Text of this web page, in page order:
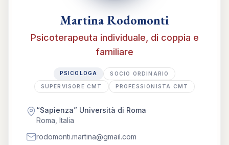
Martina Rodomonti
Psicoterapeuta individuale, di coppia e
familiare
PSICOLOGA SOCIO ORDINARIO
SUPERVISORE CMT PROFESSIONISTA CMT
“Sapienza” Università di Roma
Roma, Italia
rodomonti.martina@gmail.com